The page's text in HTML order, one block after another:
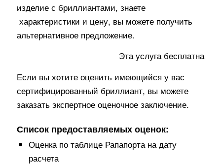
изделие с бриллиантами, знаете
характеристики и цену, вы можете получить
альтернативное предложение.
Эта услуга бесплатна
Если вы хотите оценить имеющийся у вас
сертифицированный бриллиант, вы можете
заказать экспертное оценочное заключение.
Список предоставляемых оценок:
Оценка по таблице Рапапорта на дату
расчета